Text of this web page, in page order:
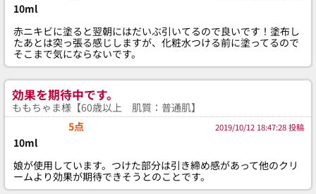
10ml
赤ニキビに塗ると翌朝にはだいぶ引いてるので良いです！塗布し
たあとは突っ張る感じしますが、化粧水つける前に塗ってるので
そこまで気にならないです。
効果を期待中です。
ももちゃま様【60歳以上 肌質：普通肌】
5点
2019/10/12 18:47:28 投稿
10ml
娘が使用しています。つけた部分は引き締め感があって他のクリ
ームより効果が期待できそうとのことです。